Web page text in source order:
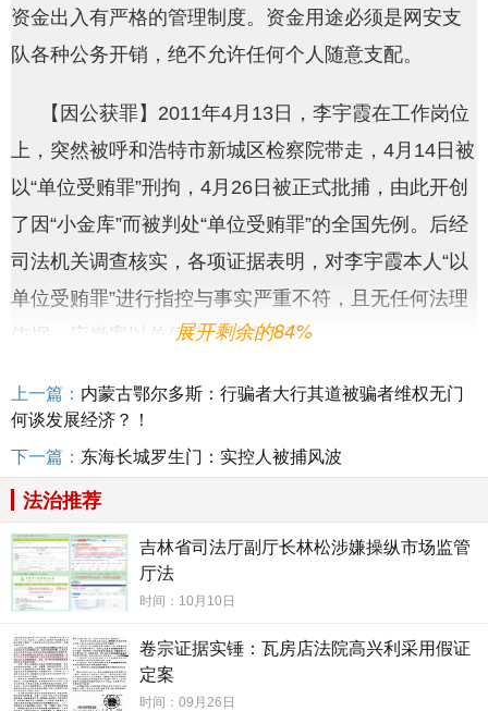
资金出入有严格的管理制度。资金用途必须是网安支
队各种公务开销，绝不允许任何个人随意支配。
【因公获罪】2011年4月13日，李宇霞在工作岗位
上，突然被呼和浩特市新城区检察院带走，4月14日被
以“单位受贿罪”刑拘，4月26日被正式批捕，由此开创
了因“小金库”而被判处“单位受贿罪”的全国先例。后经
司法机关调查核实，各项证据表明，对李宇霞本人“以
单位受贿罪”进行指控与事实严重不符，且无任何法理
依据，应撤案以单位违纪处理为妥。
常的程序推进，李宇霞非但没获得人身自由，反而却
被送往异地羁押，遭到了20多名专案人员旷日持久的
轮番逼供，专案人员使尽一切威逼利诱手段，迫使李
宇霞按照他们的需要招供。在李宇霞病重期间，办案
见，并不时进行辱骂恫吓，并用侮辱的语言呵斥：“你
去死吧，死了是畏罪自杀，也是你最好的归宿，我们
展开剩余的84%
上一篇： 内蒙古鄂尔多斯：行骗者大行其道被骗者维权无门
何谈发展经济？！
下一篇： 东海长城罗生门：实控人被捕风波
法治推荐
吉林省司法厅副厅长林松涉嫌操纵市场监管
厅法
时间：10月10日
卷宗证据实锤：瓦房店法院高兴利采用假证
定案
时间：09月26日